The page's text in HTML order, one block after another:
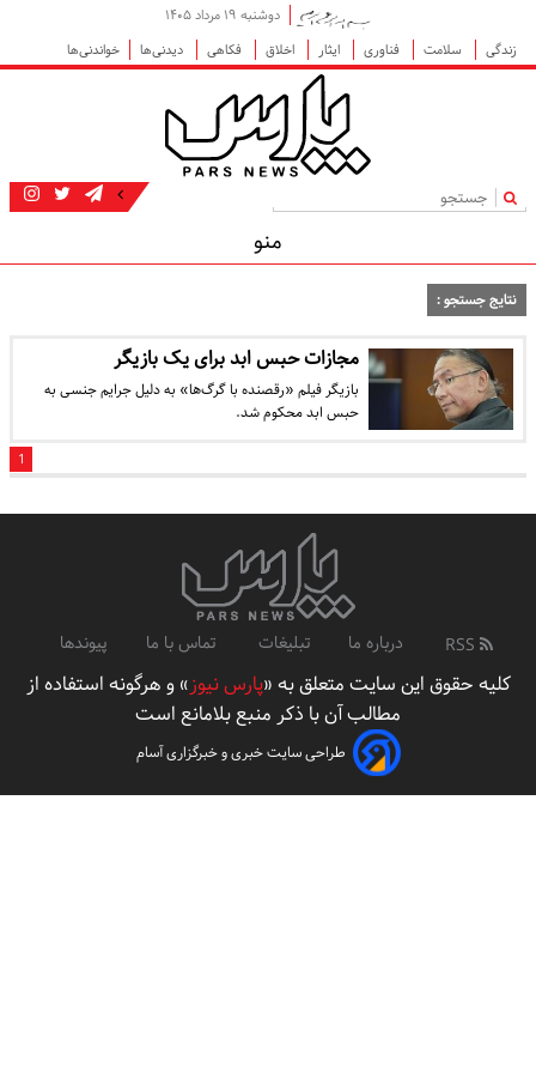
دوشنبه ۱۹ مرداد ۱۴۰۵
زندگی
سلامت فناوری ایثار اخلاق فکاهی دیدنی‌ها خواندنی‌ها
|
منو
نتایج جستجو :
مجازات حبس ابد برای یک بازیگر
بازیگر فیلم «رقصنده با گرگ‌ها» به دلیل جرایم جنسی به
حبس ابد محکوم شد.
1
درباره ما تبلیغات تماس با ما پیوندها
کلیه حقوق این سایت متعلق به «پارس نیوز» و هرگونه استفاده از
مطالب آن با ذکر منبع بلامانع است
طراحی سایت خبری و خبرگزاری آسام